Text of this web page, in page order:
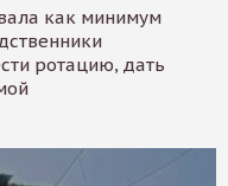
как минимум
ротацию, дать